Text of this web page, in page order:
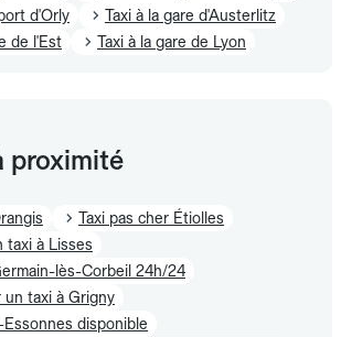
d'Orly
Taxi à la gare d'Austerlitz
de l'Est
Taxi à la gare de Lyon
proximité
Taxi pas cher Étiolles
taxi à Lisses
lès-Corbeil 24h/24
un taxi à Grigny
Essonnes disponible